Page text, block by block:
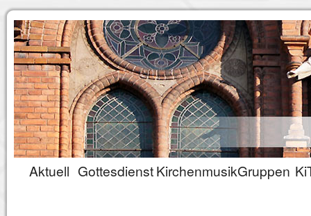
Aktuell GottesdienstKirchenmusikGruppen